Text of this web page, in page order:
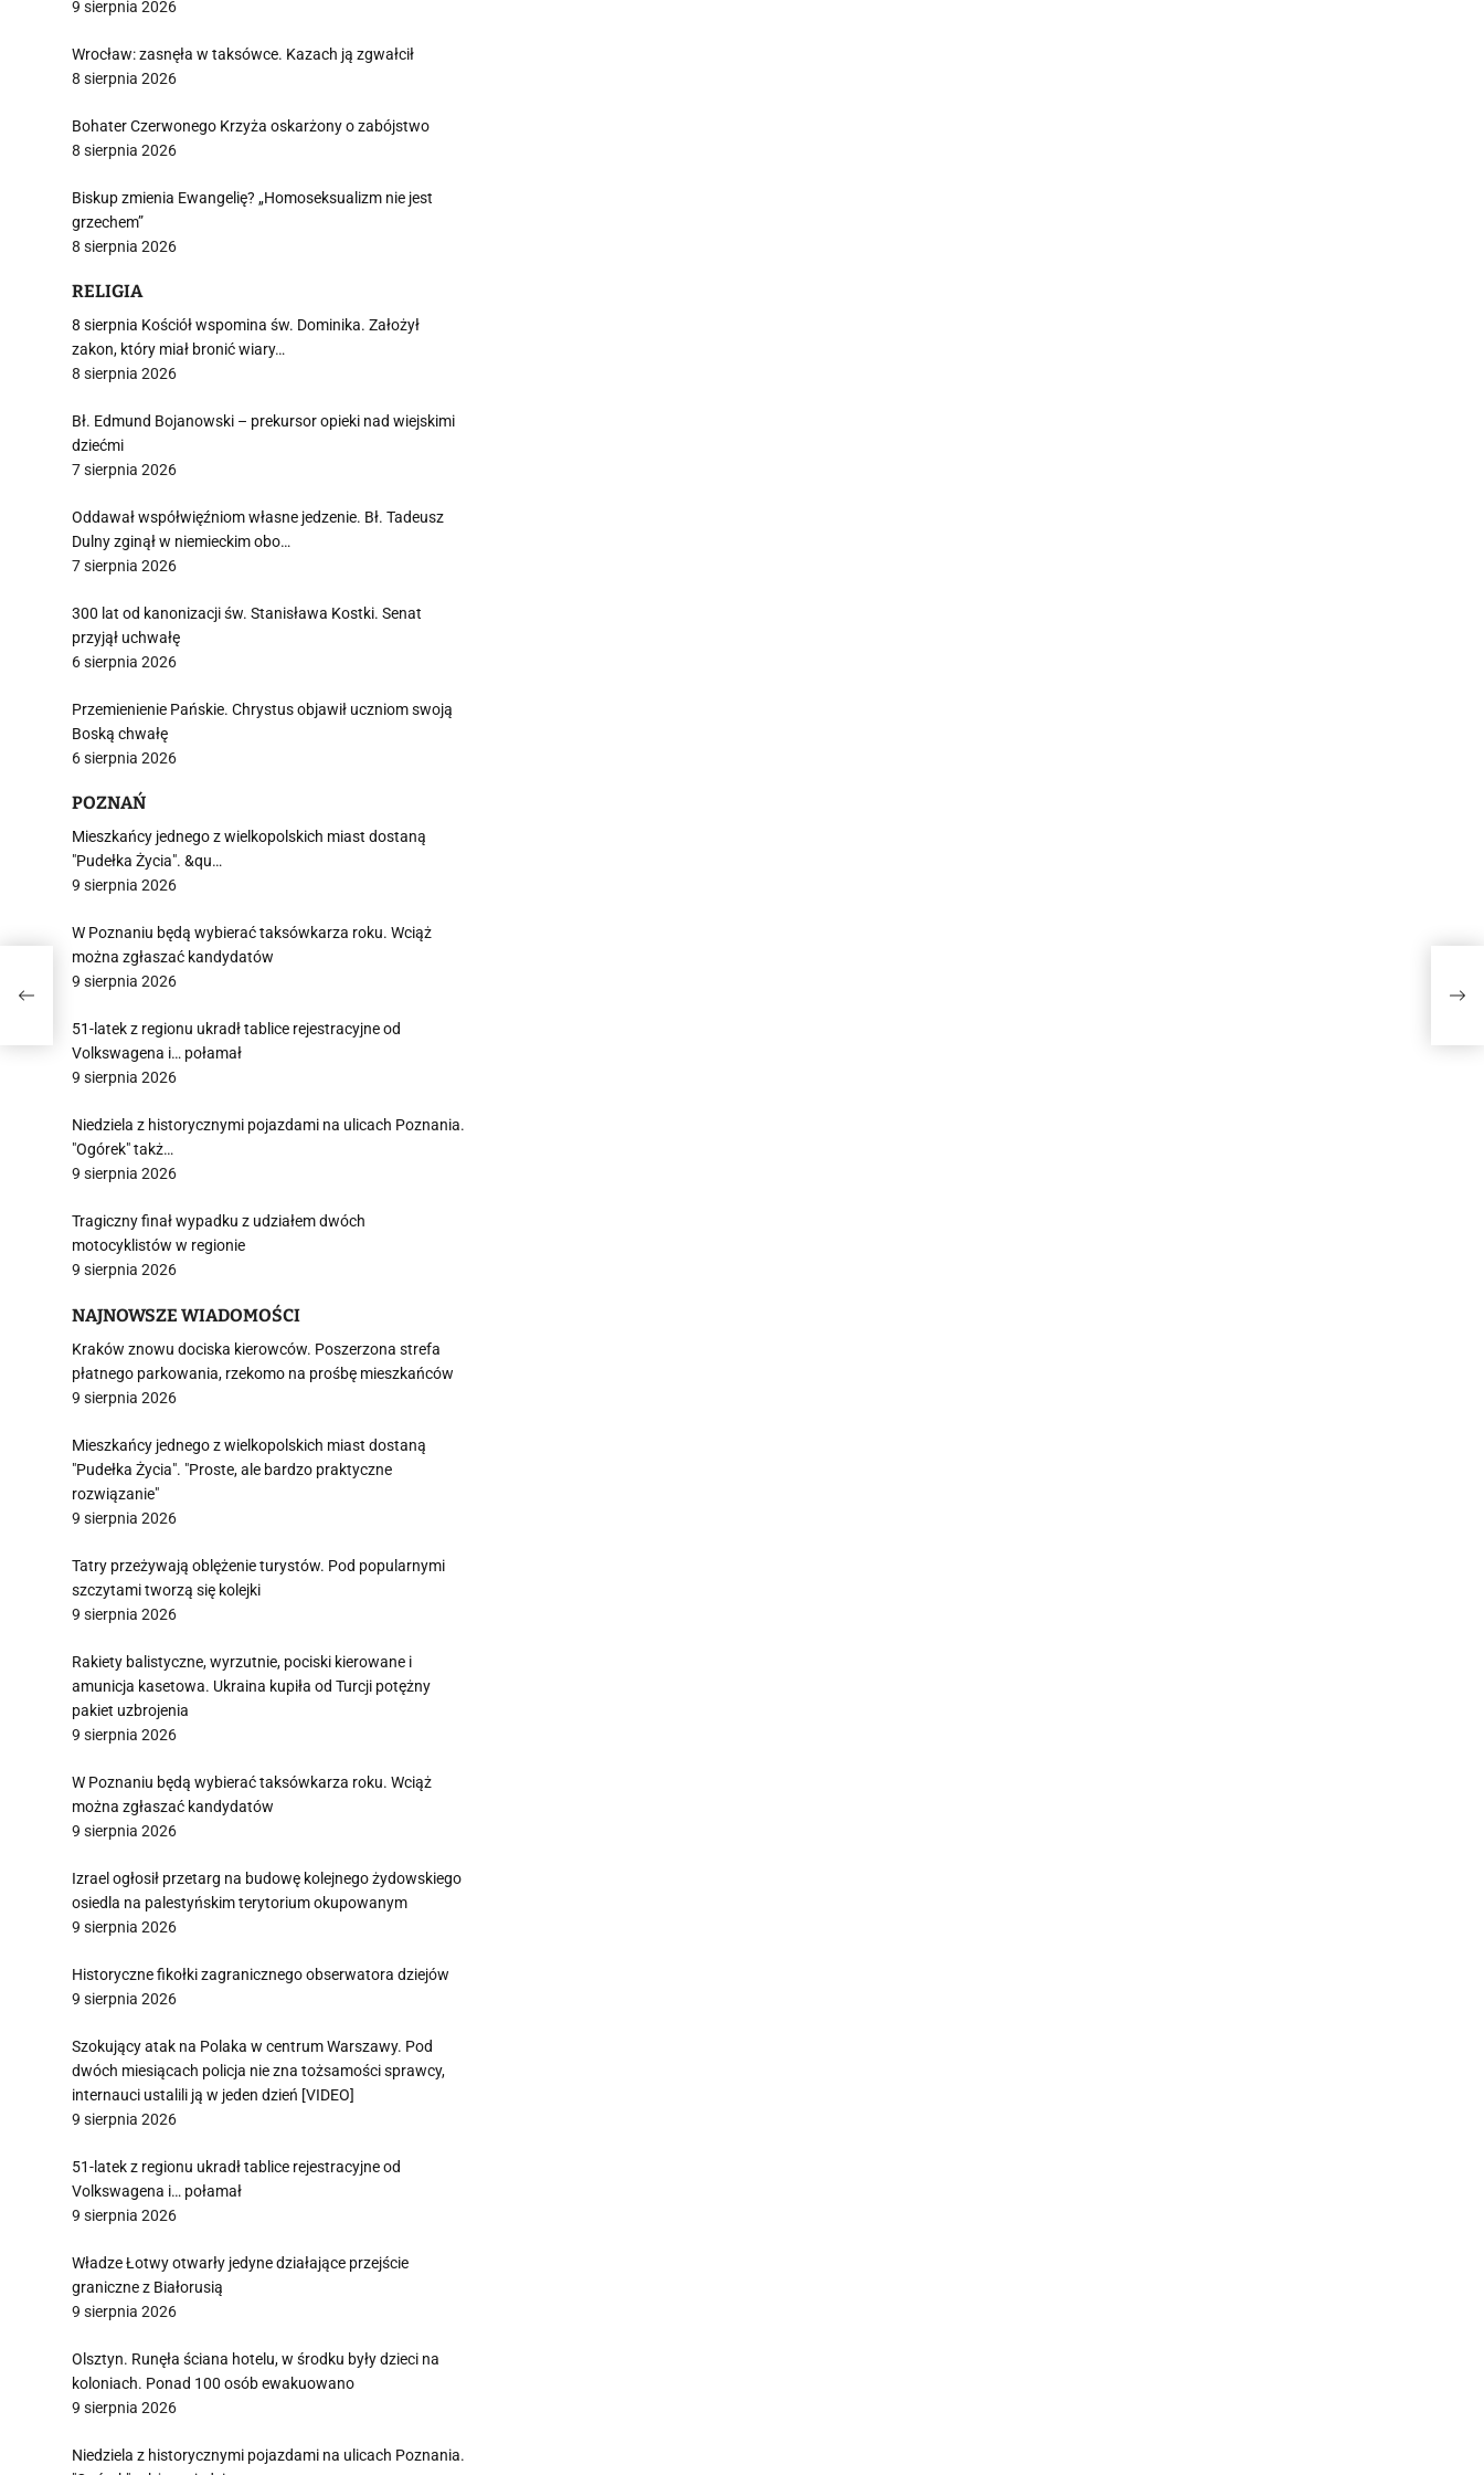
9 sierpnia 2026
Wrocław: zasnęła w taksówce. Kazach ją zgwałcił
8 sierpnia 2026
Bohater Czerwonego Krzyża oskarżony o zabójstwo
8 sierpnia 2026
Biskup zmienia Ewangelię? „Homoseksualizm nie jest
grzechem”
8 sierpnia 2026
RELIGIA
8 sierpnia Kościół wspomina św. Dominika. Założył
zakon, który miał bronić wiary…
8 sierpnia 2026
Bł. Edmund Bojanowski – prekursor opieki nad wiejskimi
dziećmi
7 sierpnia 2026
Oddawał współwięźniom własne jedzenie. Bł. Tadeusz
Dulny zginął w niemieckim obo…
7 sierpnia 2026
300 lat od kanonizacji św. Stanisława Kostki. Senat
przyjął uchwałę
6 sierpnia 2026
Przemienienie Pańskie. Chrystus objawił uczniom swoją
Boską chwałę
6 sierpnia 2026
POZNAŃ
Mieszkańcy jednego z wielkopolskich miast dostaną
"Pudełka Życia". &qu…
9 sierpnia 2026
W Poznaniu będą wybierać taksówkarza roku. Wciąż
można zgłaszać kandydatów
9 sierpnia 2026
51-latek z regionu ukradł tablice rejestracyjne od
Volkswagena i… połamał
9 sierpnia 2026
Niedziela z historycznymi pojazdami na ulicach Poznania.
"Ogórek" takż…
9 sierpnia 2026
Tragiczny finał wypadku z udziałem dwóch
motocyklistów w regionie
9 sierpnia 2026
NAJNOWSZE WIADOMOŚCI
Kraków znowu dociska kierowców. Poszerzona strefa
płatnego parkowania, rzekomo na prośbę mieszkańców
9 sierpnia 2026
Mieszkańcy jednego z wielkopolskich miast dostaną
"Pudełka Życia". "Proste, ale bardzo praktyczne
rozwiązanie"
9 sierpnia 2026
Tatry przeżywają oblężenie turystów. Pod popularnymi
szczytami tworzą się kolejki
9 sierpnia 2026
Rakiety balistyczne, wyrzutnie, pociski kierowane i
amunicja kasetowa. Ukraina kupiła od Turcji potężny
pakiet uzbrojenia
9 sierpnia 2026
W Poznaniu będą wybierać taksówkarza roku. Wciąż
można zgłaszać kandydatów
9 sierpnia 2026
Izrael ogłosił przetarg na budowę kolejnego żydowskiego
osiedla na palestyńskim terytorium okupowanym
9 sierpnia 2026
Historyczne fikołki zagranicznego obserwatora dziejów
9 sierpnia 2026
Szokujący atak na Polaka w centrum Warszawy. Pod
dwóch miesiącach policja nie zna tożsamości sprawcy,
internauci ustalili ją w jeden dzień [VIDEO]
9 sierpnia 2026
51-latek z regionu ukradł tablice rejestracyjne od
Volkswagena i… połamał
9 sierpnia 2026
Władze Łotwy otwarły jedyne działające przejście
graniczne z Białorusią
9 sierpnia 2026
Olsztyn. Runęła ściana hotelu, w środku były dzieci na
koloniach. Ponad 100 osób ewakuowano
9 sierpnia 2026
Niedziela z historycznymi pojazdami na ulicach Poznania.